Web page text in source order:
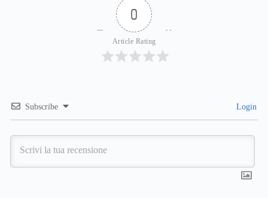
0
Article Rating
Subscribe Login